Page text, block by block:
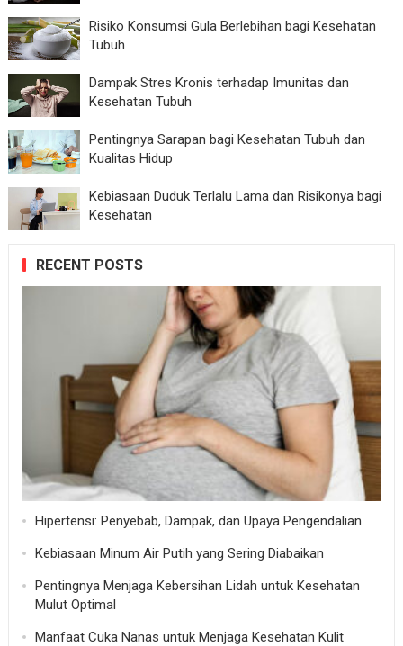
Risiko Konsumsi Gula Berlebihan bagi Kesehatan
Tubuh
Dampak Stres Kronis terhadap Imunitas dan
Kesehatan Tubuh
Pentingnya Sarapan bagi Kesehatan Tubuh dan
Kualitas Hidup
Kebiasaan Duduk Terlalu Lama dan Risikonya bagi
Kesehatan
RECENT POSTS
Hipertensi: Penyebab, Dampak, dan Upaya Pengendalian
Kebiasaan Minum Air Putih yang Sering Diabaikan
Pentingnya Menjaga Kebersihan Lidah untuk Kesehatan
Mulut Optimal
Manfaat Cuka Nanas untuk Menjaga Kesehatan Kulit